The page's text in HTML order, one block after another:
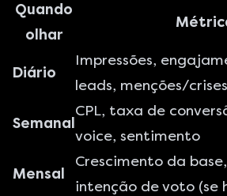
Quando
olhar
Diário
Impressões,
leads, menções/crises
Semanal
CPL, taxa de
voice, sentimento
Mensal
Crescimento da
intenção de voto (se